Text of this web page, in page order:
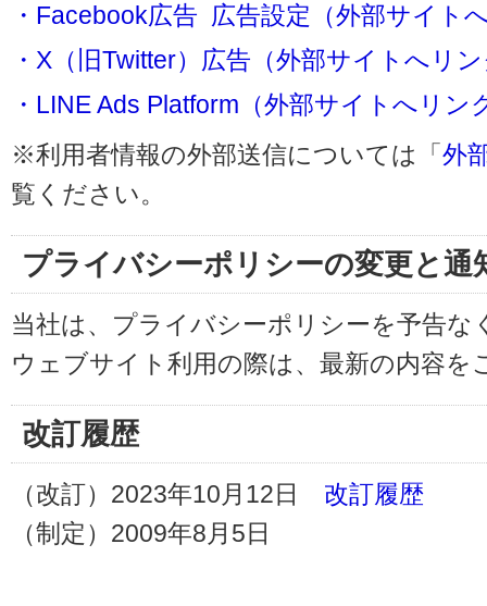
・Facebook広告 広告設定（外部サイト
・X（旧Twitter）広告（外部サイトへリ
・LINE Ads Platform（外部サイトへリン
※利用者情報の外部送信については「外
覧ください。
プライバシーポリシーの変更と通
当社は、プライバシーポリシーを予告
ウェブサイト利用の際は、最新の内容を
改訂履歴
（改訂）2023年10月12日 改訂履歴
（制定）2009年8月5日